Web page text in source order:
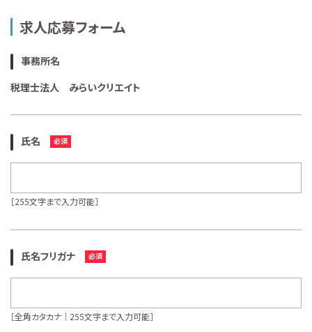
求人応募フォーム
事務所名
税理士法人 みらいクリエイト
氏名
［255文字まで入力可能］
氏名フリガナ
［全角カタカナ｜255文字まで入力可能］